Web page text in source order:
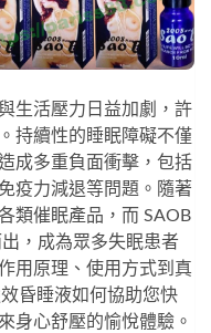
生活壓力日益加劇，許
持續性的睡眠障礙不僅
成多重負面衝擊，包括
疫力減退等問題。隨著
類催眠產品，而 SAOB
，成為眾多失眠患者
用原理、使用方式到真
昏睡液如何協助您快
身心舒壓的愉悅體驗。